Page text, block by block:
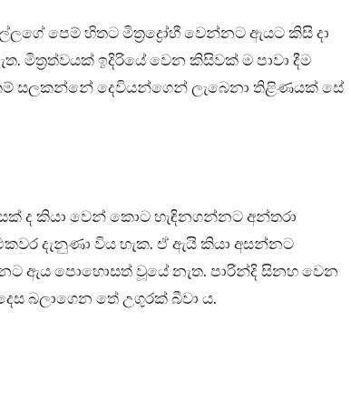
පෙම් හිතට මිත්‍රද්‍රෝහී වෙන්නට ඇයට කිසි දා
ඉදිරියේ වෙන කිසිවක් ම පාවා දීම
සලකන්නේ දෙවියන්ගෙන් ලැබෙනා තිළිණයක් සේ
ද කියා වෙන් කොට හැඳිනගන්නට අන්තරා
දැනුණා විය හැක. ඒ ඇයි කියා අසන්නට
ඇය පොහොසත් වූයේ නැත. පාරින්දි සිනහ වෙන
බලාගෙන තේ උගුරක් බීවා ය.